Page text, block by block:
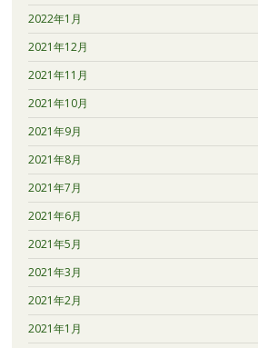
2022年1月
2021年12月
2021年11月
2021年10月
2021年9月
2021年8月
2021年7月
2021年6月
2021年5月
2021年3月
2021年2月
2021年1月